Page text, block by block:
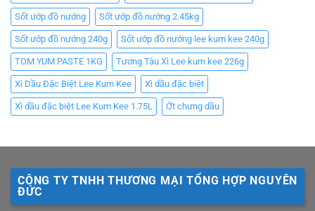
Sốt ướp đồ nướng Sốt ướp đồ nướng 2.45kg
Sốt ướp đồ nướng 240g Sốt ướp đồ nướng lee kum kee 240g
TOM YUM PASTE 1KG Tương Tàu Xì Lee kum kee 226g
Xì Dầu Đặc Biệt Lee Kum Kee Xì dầu đặc biệt
Xì dầu đặc biệt Lee Kum Kee 1.75L Ớt chưng dầu
CÔNG TY TNHH THƯƠNG MẠI TỔNG HỢP NGUYÊN
ĐỨC